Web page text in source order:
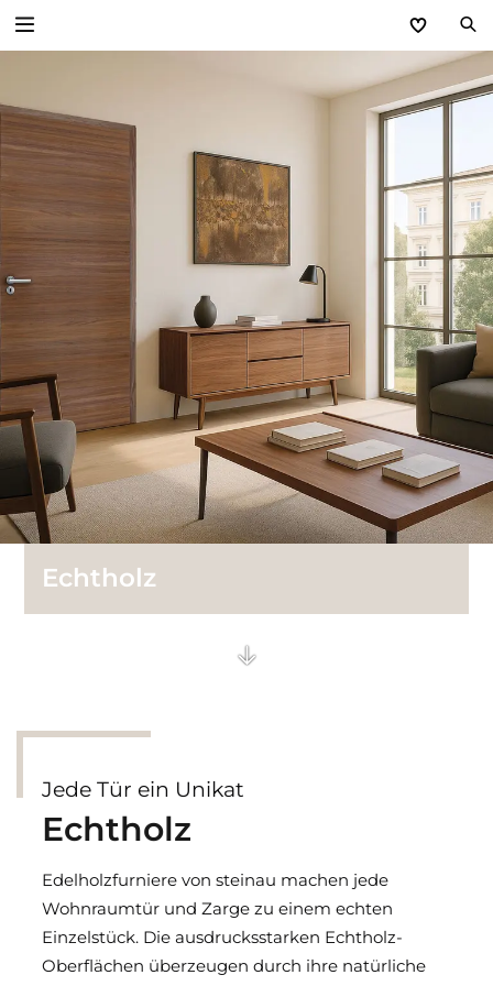
Wohnraumtüren
Minimalistisch PREMIUM
Extravagant CONCEPT
Traditionell CLASSIC
Modern GANZGLASTÜREN
Stahl-Lofttüren
Technik Wohnraumtüren
Technik Glastüren
Echtholz
Jede Tür ein Unikat
Echtholz
Edelholzfurniere von steinau machen jede
Wohnraumtür und Zarge zu einem echten
Einzelstück. Die ausdrucksstarken Echtholz-
Oberflächen überzeugen durch ihre natürliche